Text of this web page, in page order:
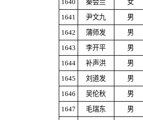
1640
秦会兰
女
1641
尹文九
男
1642
蒲师发
男
1643
李开平
男
1644
补声洪
男
1645
刘道发
男
1646
吴伦秋
男
1647
毛瑞东
男